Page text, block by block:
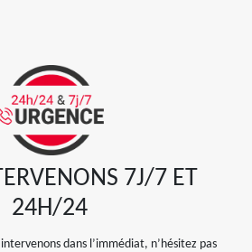
7J/7 ET
24H/24
dans l’immédiat, n’hésitez pas